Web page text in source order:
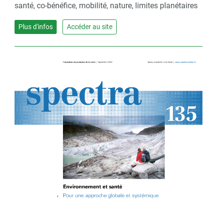
santé, co-bénéfice, mobilité, nature, limites planétaires
Plus d'infos Accéder au site